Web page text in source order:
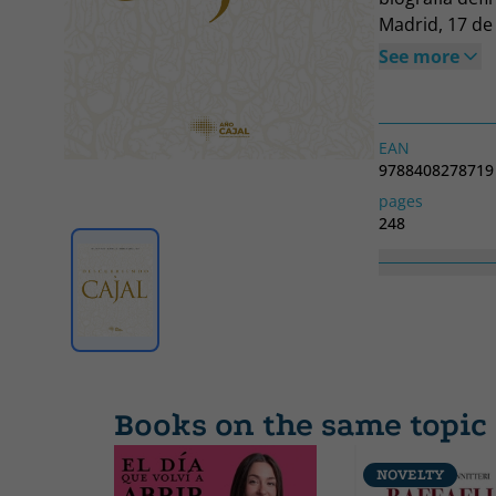
Madrid, 17
anatomía
1906. Sus
científico
polifacética
la literatura.
y aporta,
sistema
See more
EAN
9788408278719
pages
248
Books on the same topic
NOVELTY